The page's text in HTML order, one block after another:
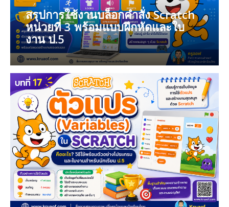
สรุปการใช้งานบล็อกคำสั่ง Scratch
หน่วยที่ 3 พร้อมแบบฝึกหัดและใบ
งาน ป.5